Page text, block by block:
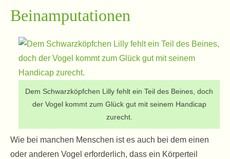
Beinamputationen
Dem Schwarzköpfchen Lilly fehlt ein Teil des Beines, doch
der Vogel kommt zum Glück gut mit seinem Handicap
zurecht.
Wie bei manchen Menschen ist es auch bei dem einen
oder anderen Vogel erforderlich, dass ein Körperteil